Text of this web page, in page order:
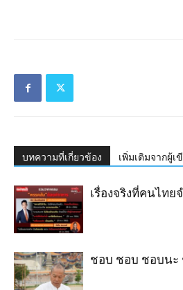
บทความที่เกี่ยวข้อง เพิ่มเติมจากผู้เ
เรื่องจริงที่คนไทย
ชอบ ชอบ ชอบนะ